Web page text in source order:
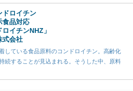
ドロイチン
食品対応
ロイチンNHZ」
式会社
している食品原料のコンドロイチン。高齢化
続することが見込まれる。そうした中、原料